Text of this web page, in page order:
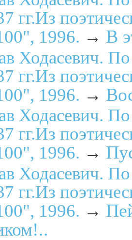
гг.Из
1996. → В
Ходасевич.
гг.Из
1996. →
Ходасевич.
гг.Из
1996. →
Ходасевич.
гг.Из
1996. →